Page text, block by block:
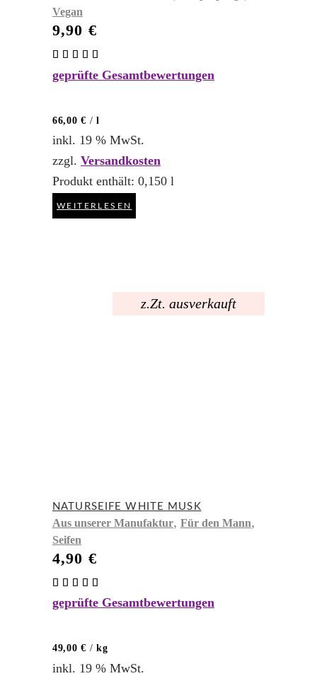
Vegan
9,90 €
5.00
geprüfte Gesamtbewertungen
66,00€ /l
inkl. 19 % MwSt.
zzgl. Versandkosten
Produkt enthält: 0,150 l
WEITERLESEN
z.Zt. ausverkauft
NATURSEIFE WHITE MUSK
Aus unserer Manufaktur, Für den Mann,
Seifen
4,90 €
5.00
geprüfte Gesamtbewertungen
49,00€ /kg
inkl. 19 % MwSt.